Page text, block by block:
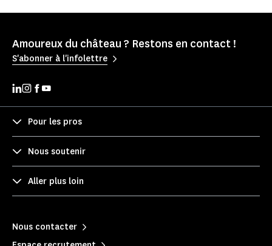
Amoureux du château ? Restons en contact !
S'abonner à l'infolettre
Pour les pros
Nous soutenir
Aller plus loin
Nous contacter